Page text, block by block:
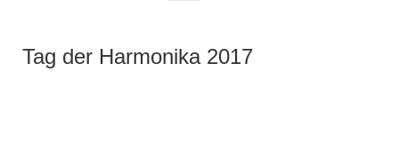
Tag der Harmonika 2017